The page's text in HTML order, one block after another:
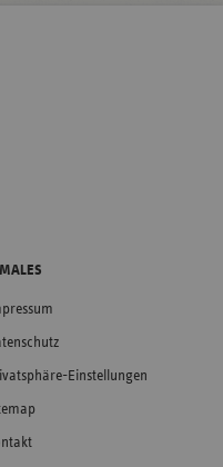
Einstellungen